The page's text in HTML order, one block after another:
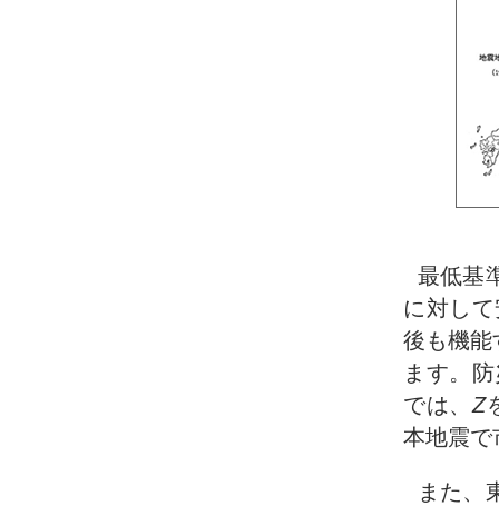
最低基
に対し
後も機能
ます。
では、Z
本地震で
また、